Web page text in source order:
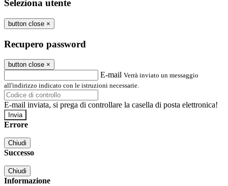
Seleziona utente
button close ×
Recupero password
button close ×
E-mail Verrà inviato un messaggio
all'indirizzo indicato con le istruzioni necessarie.
E-mail inviata, si prega di controllare la casella di posta elettronica!
Errore
Chiudi
Successo
Chiudi
Informazione